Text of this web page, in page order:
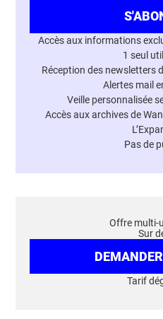
Accès aux informations
1 seul
Réception des newsletters
Alertes mail
Veille personnalisée
Accès aux archives de
Pas de
Offre multi-
Sur
Tarif